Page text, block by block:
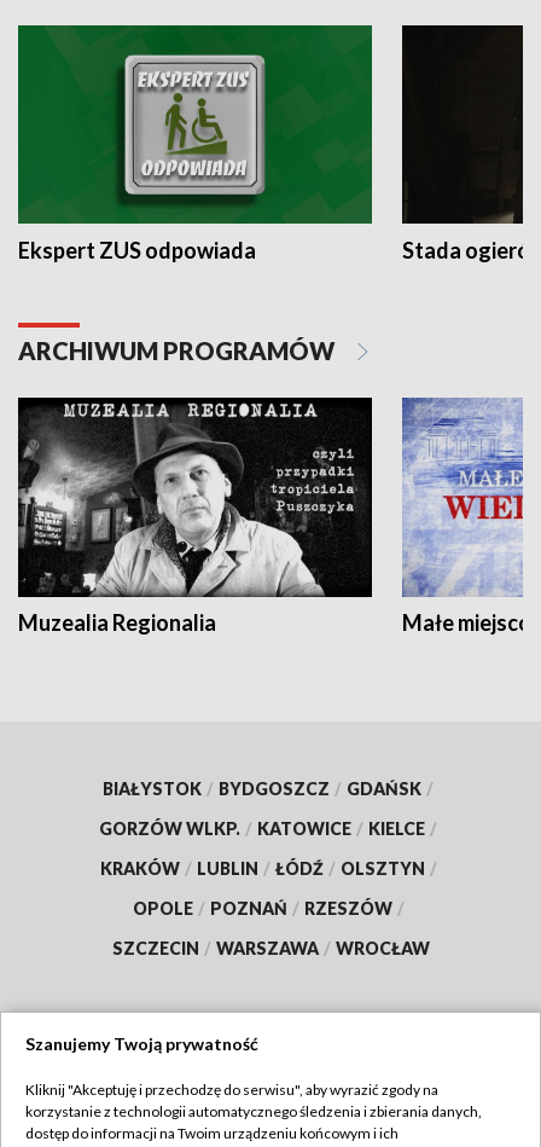
Ekspert ZUS odpowiada Stada
ARCHIWUM PROGRAMÓW
Muzealia Regionalia Małe
BIAŁYSTOK / BYDGOSZCZ / GDAŃSK /
GORZÓW WLKP. / KATOWICE / KIELCE /
KRAKÓW / LUBLIN / ŁÓDŹ / OLSZTYN /
OPOLE / POZNAŃ / RZESZÓW /
SZCZECIN / WARSZAWA / WROCŁAW
TVP
Szanujemy Twoją prywatność
Kliknij "Akceptuję i przechodzę do serwisu", aby wyrazić zgody na
korzystanie z technologii automatycznego śledzenia i zbierania danych,
dostęp do informacji na Twoim urządzeniu końcowym i ich